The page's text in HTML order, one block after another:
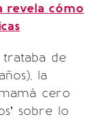
revela cómo
de
la
cero
sobre lo